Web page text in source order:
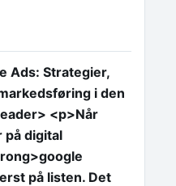
Ads: Strategier,
i den
<p>Når
digital
på listen. Det